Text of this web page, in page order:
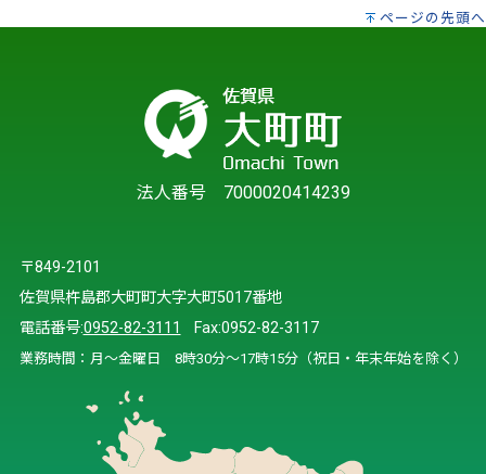
ページの先頭へ
法人番号 7000020414239
〒849-2101
佐賀県杵島郡大町町大字大町5017番地
電話番号:0952-82-3111 Fax:0952-82-3117
業務時間：月～金曜日 8時30分～17時15分（祝日・年末年始を除く）